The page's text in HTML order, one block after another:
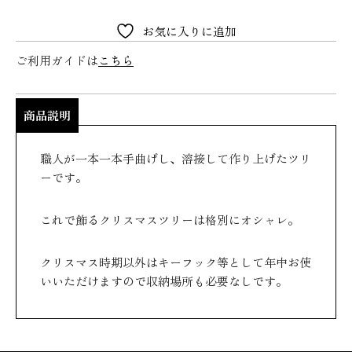
お気に入りに追加
ご利用ガイドはこちら
商品説明
職人が一本一本手曲げし、溶接して作り上げたツリ
ーです。
これで飾るクリスマスツリーは格別にオシャレ。
クリスマス時期以外はキーフック等として年中お使
いいただけますので収納場所も必要なしです。